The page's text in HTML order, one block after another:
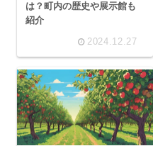
は？町内の歴史や展示館も
紹介
2024.12.27